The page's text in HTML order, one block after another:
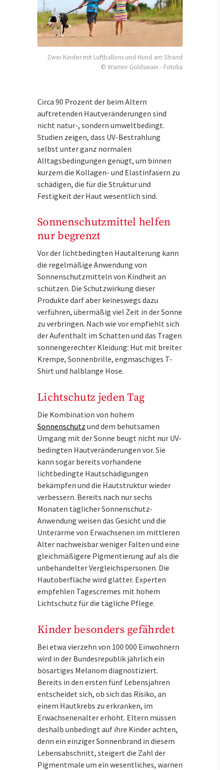
Zwei Kinder mit Luftballons und Hund am Strand
© Warren Goldswain - Fotolia
Circa 90 Prozent der beim Altern
auftretenden Hautveränderungen sind
nicht natur-, sondern umweltbedingt.
Studien zeigen, dass UV-Bestrahlung
selbst unter ganz normalen
Alltagsbedingungen genügt, um binnen
kurzem die Kollagen- und Elastinfasern zu
schädigen, die für die Struktur und
Festigkeit der Haut wesentlich sind.
Sonnenschutzmittel helfen
nur begrenzt
Vor der lichtbedingten Hautalterung kann
die regelmäßige Anwendung von
Sonnenschutzmitteln von Kindheit an
schützen. Die Schutzwirkung dieser
Produkte darf aber keineswegs dazu
verführen, übermäßig viel Zeit in der Sonne
zu verbringen. Nach wie vor empfiehlt sich
der Aufenthalt im Schatten und das Tragen
sonnengerechter Kleidung: Hut mit breiter
Krempe, Sonnenbrille, engmaschiges T-
Shirt und halblange Hose.
Lichtschutz jeden Tag
Die Kombination von hohem
Sonnenschutz und dem behutsamen
Umgang mit der Sonne beugt nicht nur UV-
bedingten Hautveränderungen vor. Sie
kann sogar bereits vorhandene
lichtbedingte Hautschädigungen
bekämpfen und die Hautstruktur wieder
verbessern. Bereits nach nur sechs
Monaten täglicher Sonnenschutz-
Anwendung weisen das Gesicht und die
Unterarme von Erwachsenen im mittleren
Alter nachweisbar weniger Falten und eine
gleichmäßigere Pigmentierung auf als die
unbehandelter Vergleichspersonen. Die
Hautoberfläche wird glatter. Experten
empfehlen Tagescremes mit hohem
Lichtschutz für die tägliche Pflege.
Kinder besonders gefährdet
Bei etwa vierzehn von 100 000 Einwohnern
wird in der Bundesrepublik jährlich ein
bösartiges Melanom diagnostiziert.
Bereits in den ersten fünf Lebensjahren
entscheidet sich, ob sich das Risiko, an
einem Hautkrebs zu erkranken, im
Erwachsenenalter erhöht. Eltern müssen
deshalb unbedingt auf ihre Kinder achten,
denn ein einziger Sonnenbrand in diesem
Lebensabschnitt, steigert die Zahl der
Pigmentmale um ein wesentliches, warnen